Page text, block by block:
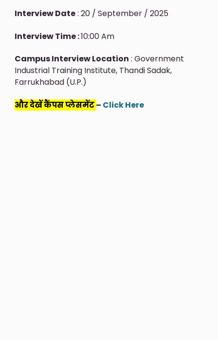
Interview Date: 20 / September / 2025
Interview Time :10:00 Am
Campus Interview Location : Government
Industrial Training Institute, Thandi Sadak,
Farrukhabad (U.P.)
और देखें कैंपस प्लेसमेंट– Click Here